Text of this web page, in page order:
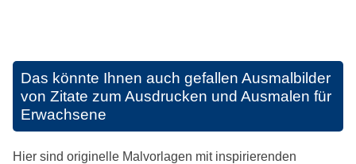
Das könnte Ihnen auch gefallen Ausmalbilder
von Zitate zum Ausdrucken und Ausmalen für
Erwachsene
Hier sind originelle Malvorlagen mit inspirierenden